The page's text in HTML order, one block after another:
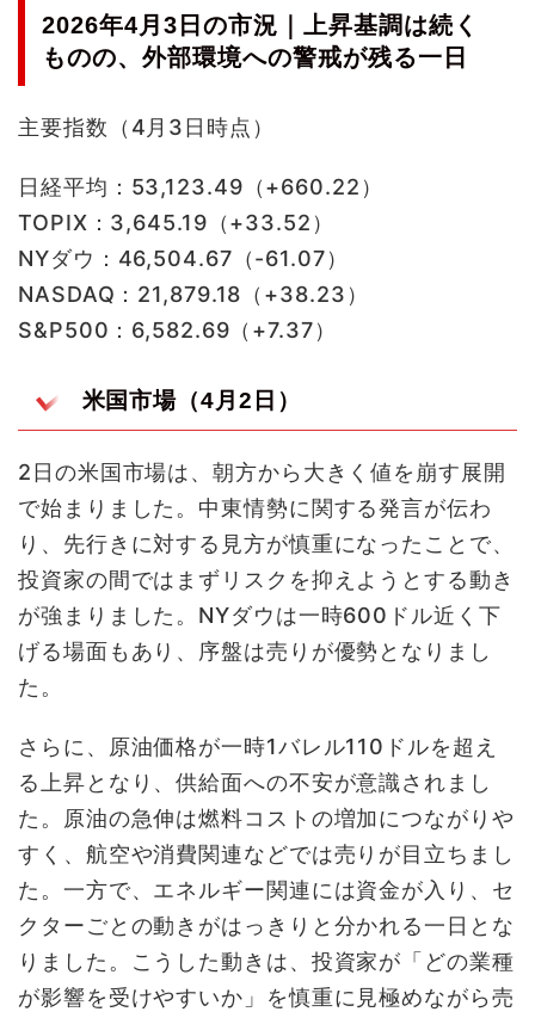
2026年4月3日の市況｜上昇基調は続く
ものの、外部環境への警戒が残る一日
主要指数（4月3日時点）
日経平均：53,123.49（+660.22）
TOPIX：3,645.19（+33.52）
NYダウ：46,504.67（-61.07）
NASDAQ：21,879.18（+38.23）
S&P500：6,582.69（+7.37）
米国市場（4月2日）
2日の米国市場は、朝方から大きく値を崩す展開
で始まりました。中東情勢に関する発言が伝わ
り、先行きに対する見方が慎重になったことで、
投資家の間ではまずリスクを抑えようとする動き
が強まりました。NYダウは一時600ドル近く下
げる場面もあり、序盤は売りが優勢となりまし
た。
さらに、原油価格が一時1バレル110ドルを超え
る上昇となり、供給面への不安が意識されまし
た。原油の急伸は燃料コストの増加につながりや
すく、航空や消費関連などでは売りが目立ちまし
た。一方で、エネルギー関連には資金が入り、セ
クターごとの動きがはっきりと分かれる一日とな
りました。こうした動きは、投資家が「どの業種
が影響を受けやすいか」を慎重に見極めながら売